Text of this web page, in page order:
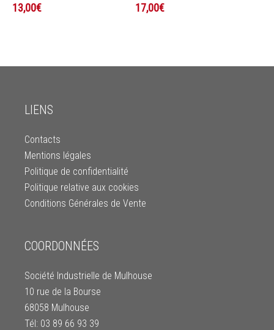
13,00€
17,00€
LIENS
Contacts
Mentions légales
Politique de confidentialité
Politique relative aux cookies
Conditions Générales de Vente
COORDONNÉES
Société Industrielle de Mulhouse
10 rue de la Bourse
68058 Mulhouse
Tél: 03 89 66 93 39